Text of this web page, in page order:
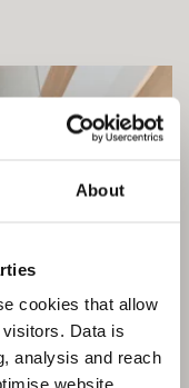
About
cookies that allow
Data is
analysis and reach
website